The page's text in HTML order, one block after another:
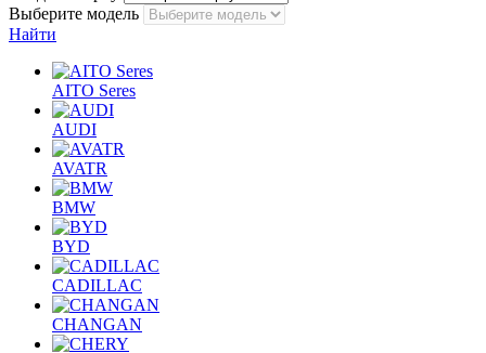
Выберите модель
Найти
AITO Seres
AUDI
AVATR
BMW
BYD
CADILLAC
CHANGAN